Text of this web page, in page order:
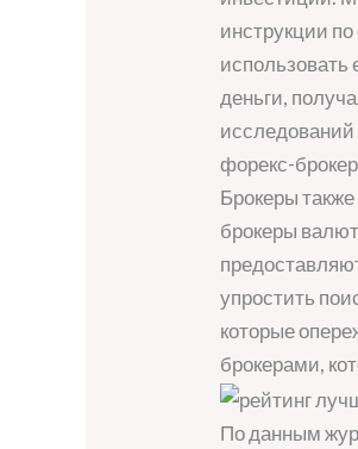
инструкции
использовать
деньги,
исследований
форекс-
Брокеры
брокеры
упростить
которые
брокерами,
По данным